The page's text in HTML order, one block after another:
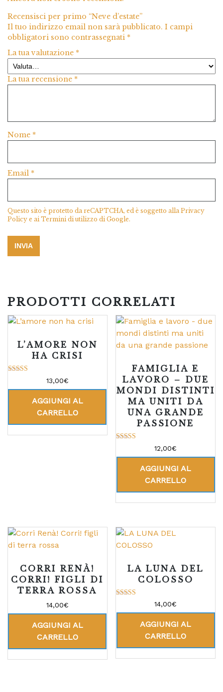
Recensisci per primo “Neve d’estate”
Il tuo indirizzo email non sarà pubblicato. I campi
obbligatori sono contrassegnati *
La tua valutazione *
La tua recensione *
Nome *
Email *
Questo sito è protetto da reCAPTCHA, ed è soggetto allaPrivacy
Policy e aiTermini di utilizzo di Google.
PRODOTTI CORRELATI
L’AMORE NON
HA CRISI
su 5
13,00€
AGGIUNGI AL
CARRELLO
FAMIGLIA E
LAVORO – DUE
MONDI DISTINTI
MA UNITI DA
UNA GRANDE
PASSIONE
su 5
12,00€
AGGIUNGI AL
CARRELLO
CORRI RENÀ!
CORRI! FIGLI DI
TERRA ROSSA
14,00€
AGGIUNGI AL
CARRELLO
LA LUNA DEL
COLOSSO
su 5
14,00€
AGGIUNGI AL
CARRELLO